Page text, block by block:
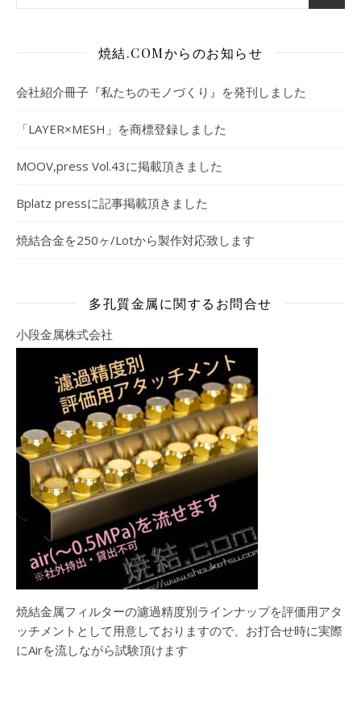
焼結.COMからのお知らせ
会社紹介冊子『私たちのモノづくり』を発刊しました
「LAYER×MESH」を商標登録しました
MOOV,press Vol.43に掲載頂きました
Bplatz pressに記事掲載頂きました
焼結合金を250ヶ/Lotから製作対応致します
多孔質金属に関するお問合せ
小段金属株式会社
焼結金属フィルターの濾過精度別ラインナップを評価用アタ
ッチメントとして用意しておりますので、お打合せ時に実際
にAirを流しながら試験頂けます